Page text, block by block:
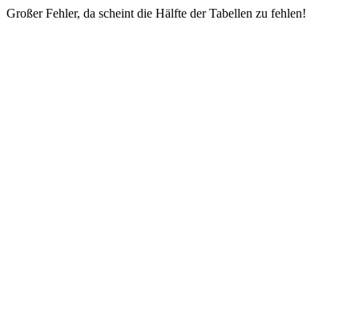
Großer Fehler, da scheint die Hälfte der Tabellen zu fehlen!